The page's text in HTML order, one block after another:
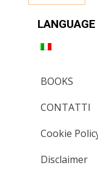
BOOKS
CONTATTI
Cookie
Disclaimer